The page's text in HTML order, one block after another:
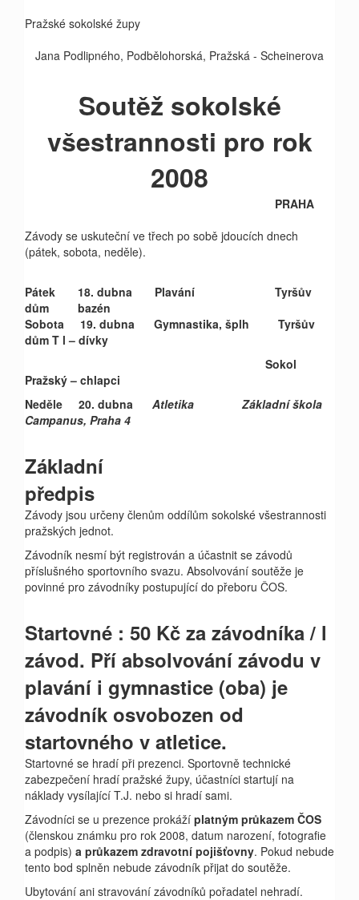
Pražské sokolské župy
Jana Podlipného, Podbělohorská, Pražská - Scheinerova
Soutěž sokolské
všestrannosti pro rok
2008
PRAHA
Závody se uskuteční ve třech po sobě jdoucích dnech
(pátek, sobota, neděle).
Pátek 18. dubna Plavání Tyršův
dům bazén
Sobota 19. dubna Gymnastika, šplh Tyršův
dům T l – dívky
Sokol
Pražský – chlapci
Neděle 20. dubna Atletika Základníškola
Campanus, Praha 4
Základní
předpis
Závody jsou určeny členům oddílům sokolské všestrannosti
pražských jednot.
Závodník nesmí být registrován a účastnit se závodů
příslušného sportovního svazu. Absolvování soutěže je
povinné pro závodníky postupující do přeboru ČOS.
Startovné : 50 Kč za závodníka / l
závod. Pří absolvování závodu v
plavání i gymnastice (oba) je
závodník osvobozen od
startovného v atletice.
Startovné se hradí při prezenci. Sportovně technické
zabezpečení hradí pražské župy, účastníci startují na
náklady vysílající T.J. nebo si hradí sami.
Závodníci se u prezence prokáží platným průkazem ČOS
(členskou známku pro rok 2008, datum narození, fotografie
a podpis) a průkazem zdravotní pojišťovny. Pokud nebude
tento bod splněn nebude závodník přijat do soutěže.
Ubytování ani stravování závodníků pořadatel nehradí.